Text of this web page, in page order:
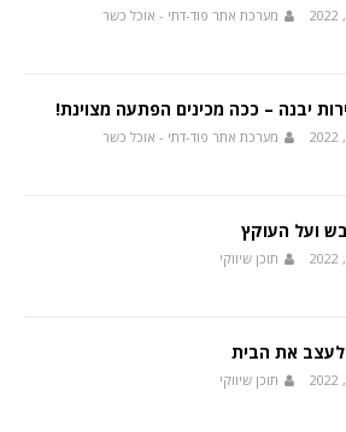
מערכת אתר פוד-דתי - אוכל כשר
יבנה – ככה מכינים הפתעה מצוינת!
מערכת אתר פוד-דתי - אוכל כשר
ועל העוקץ
תוכן שיווקי
את הבית
תוכן שיווקי